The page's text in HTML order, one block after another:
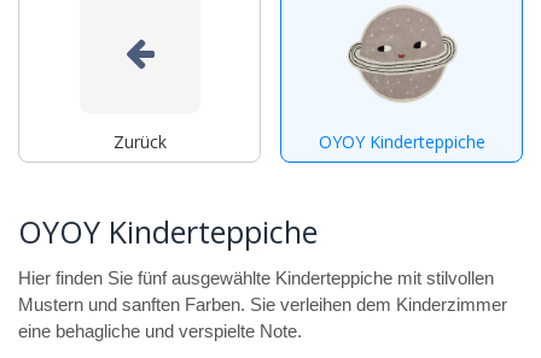
Zurück OYOY Kinderteppiche
OYOY Kinderteppiche
Hier finden Sie fünf ausgewählte Kinderteppiche mit stilvollen
Mustern und sanften Farben. Sie verleihen dem Kinderzimmer
eine behagliche und verspielte Note.